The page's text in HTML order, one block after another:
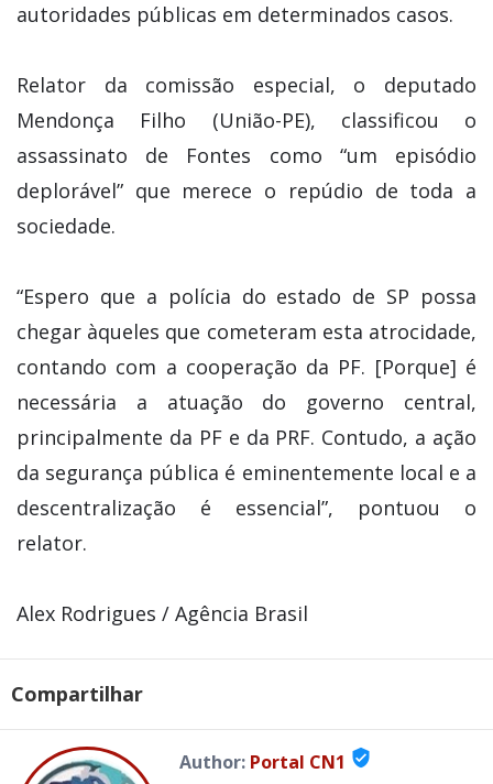
autoridades públicas em determinados casos.
Relator da comissão especial, o deputado
Mendonça Filho (União-PE), classificou o
assassinato de Fontes como “um episódio
deplorável” que merece o repúdio de toda a
sociedade.
“Espero que a polícia do estado de SP possa
chegar àqueles que cometeram esta atrocidade,
contando com a cooperação da PF. [Porque] é
necessária a atuação do governo central,
principalmente da PF e da PRF. Contudo, a ação
da segurança pública é eminentemente local e a
descentralização é essencial”, pontuou o
relator.
Alex Rodrigues / Agência Brasil
Compartilhar
Author: Portal CN1 verified_user